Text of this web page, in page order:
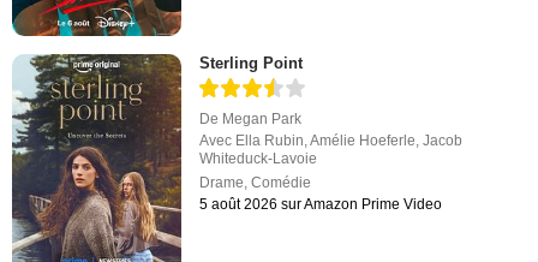
Sterling Point
De Megan Park
Avec Ella Rubin,Amélie Hoeferle,Jacob
Whiteduck-Lavoie
Drame,Comédie
5 août 2026 sur Amazon Prime Video